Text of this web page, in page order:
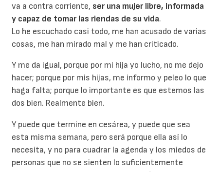
va a contra corriente, ser una mujer libre, informada
y capaz de tomar las riendas de su vida.
Lo he escuchado casi todo, me han acusado de varias
cosas, me han mirado mal y me han criticado.
Y me da igual, porque por mi hija yo lucho, no me dejo
hacer; porque por mis hijas, me informo y peleo lo que
haga falta; porque lo importante es que estemos las
dos bien. Realmente bien.
Y puede que termine en cesárea, y puede que sea
esta misma semana, pero será porque ella así lo
necesita, y no para cuadrar la agenda y los miedos de
personas que no se sienten lo suficientemente